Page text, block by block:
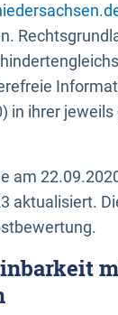
in ihrer
am
aktualisiert.